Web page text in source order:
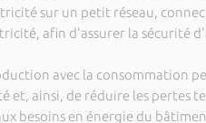
sur un petit réseau,
afin d'assurer la sécurité
avec la consommation
ainsi, de réduire les pertes
besoins en énergie du